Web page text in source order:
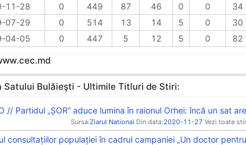
11-28
0 449 87 46 0 0 34
07-29
0 514 13 14 5 0 30
04-05
0 447 5 12 5 0 82
Satului Bulăieşti - Ultimile Titluri de Stiri:
// Partidul „ȘOR” aduce lumina în raionul Orhei: încă un sat
Sursa:Ziarul National Din data:2020-11-27 Vezi toate
consultațiilor populației în cadrul campaniei „Un doctor